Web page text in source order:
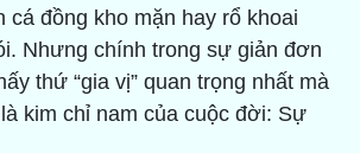
cá đồng kho mặn hay rổ khoai
Nhưng chính trong sự giản đơn
thứ “gia vị” quan trọng nhất mà
kim chỉ nam của cuộc đời: Sự